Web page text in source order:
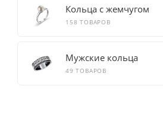
Кольца с жемчугом
158 ТОВАРОВ
Мужские кольца
49 ТОВАРОВ